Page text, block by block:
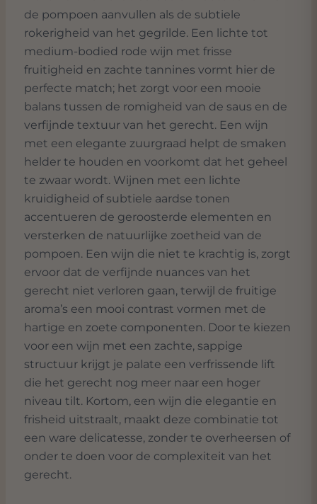
de pompoen aanvullen als de subtiele
rokerigheid van het gegrilde. Een lichte tot
medium-bodied rode wijn met frisse
fruitigheid en zachte tannines vormt hier de
perfecte match; het zorgt voor een mooie
balans tussen de romigheid van de saus en de
verfijnde textuur van het gerecht. Een wijn
met een elegante zuurgraad helpt de smaken
helder te houden en voorkomt dat het geheel
te zwaar wordt. Wijnen met een lichte
kruidigheid of subtiele aardse tonen
accentueren de geroosterde elementen en
versterken de natuurlijke zoetheid van de
pompoen. Een wijn die niet te krachtig is, zorgt
ervoor dat de verfijnde nuances van het
gerecht niet verloren gaan, terwijl de fruitige
aroma’s een mooi contrast vormen met de
hartige en zoete componenten. Door te kiezen
voor een wijn met een zachte, sappige
structuur krijgt je palate een verfrissende lift
die het gerecht nog meer naar een hoger
niveau tilt. Kortom, een wijn die elegantie en
frisheid uitstraalt, maakt deze combinatie tot
een ware delicatesse, zonder te overheersen of
onder te doen voor de complexiteit van het
gerecht.